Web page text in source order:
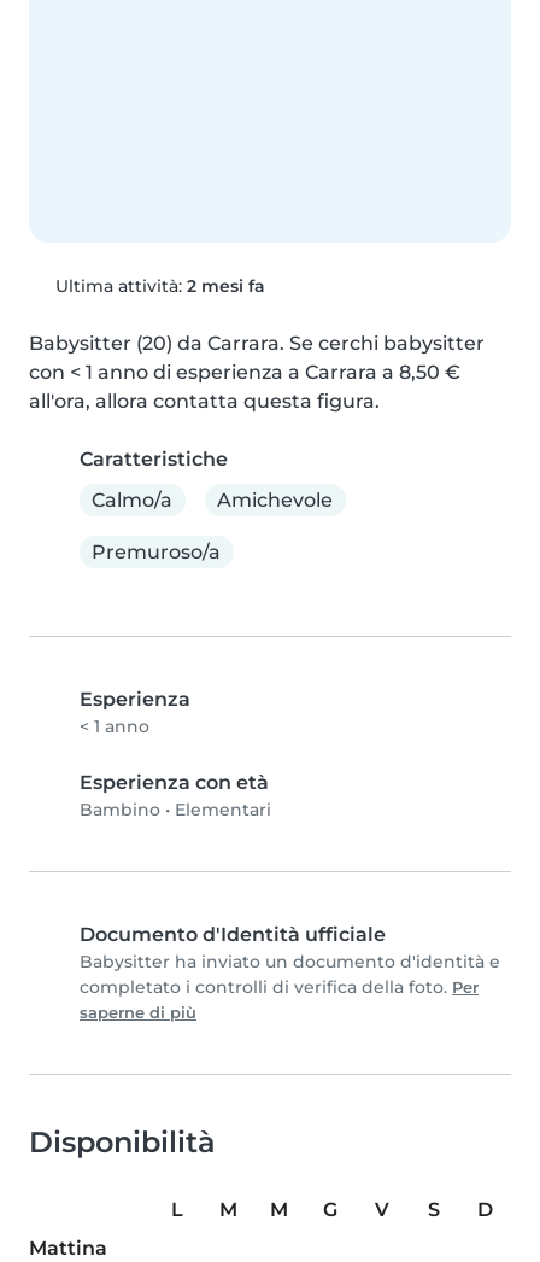
Ultima attività: 2 mesi fa
Babysitter (20) da Carrara. Se cerchi babysitter
con < 1 anno di esperienza a Carrara a 8,50 €
all'ora, allora contatta questa figura.
Caratteristiche
Calmo/a
Amichevole
Premuroso/a
Esperienza
< 1 anno
Esperienza con età
Bambino • Elementari
Documento d'Identità ufficiale
Babysitter ha inviato un documento d'identità e
completato i controlli di verifica della foto. Per
saperne di più
Disponibilità
L M M G V S
D
Mattina